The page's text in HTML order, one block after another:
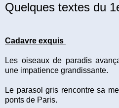
Quelques textes du
Cadavre exquis
Les oiseaux de paradis
une impatience grandissante.
Le parasol gris rencontre sa
ponts de Paris.